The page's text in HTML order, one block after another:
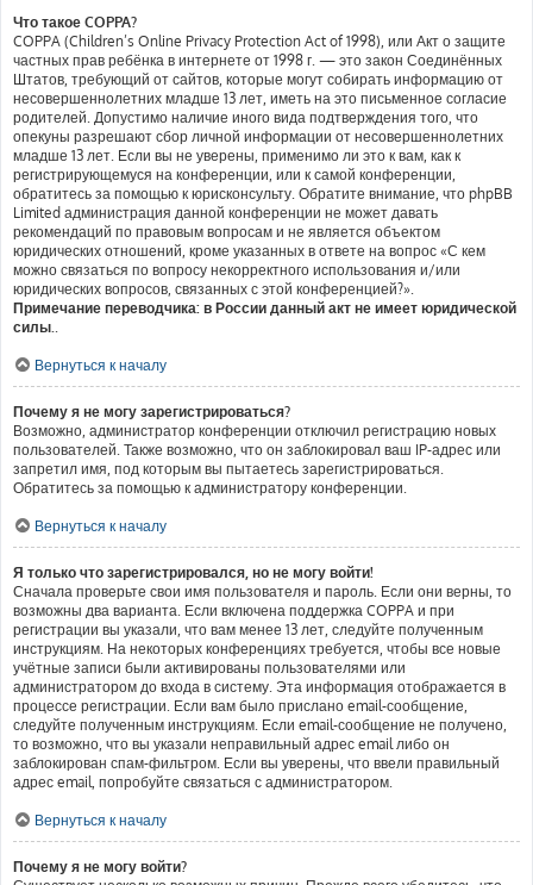
Что такое COPPA?
COPPA (Children’s Online Privacy Protection Act of 1998), или Акт о защите
частных прав ребёнка в интернете от 1998 г. — это закон Соединённых
Штатов, требующий от сайтов, которые могут собирать информацию от
несовершеннолетних младше 13 лет, иметь на это письменное согласие
родителей. Допустимо наличие иного вида подтверждения того, что
опекуны разрешают сбор личной информации от несовершеннолетних
младше 13 лет. Если вы не уверены, применимо ли это к вам, как к
регистрирующемуся на конференции, или к самой конференции,
обратитесь за помощью к юрисконсульту. Обратите внимание, что phpBB
Limited администрация данной конференции не может давать
рекомендаций по правовым вопросам и не является объектом
юридических отношений, кроме указанных в ответе на вопрос «С кем
можно связаться по вопросу некорректного использования и/или
юридических вопросов, связанных с этой конференцией?».
Примечание переводчика: в России данный акт не имеет юридической
силы..
Вернуться к началу
Почему я не могу зарегистрироваться?
Возможно, администратор конференции отключил регистрацию новых
пользователей. Также возможно, что он заблокировал ваш IP-адрес или
запретил имя, под которым вы пытаетесь зарегистрироваться.
Обратитесь за помощью к администратору конференции.
Вернуться к началу
Я только что зарегистрировался, но не могу войти!
Сначала проверьте свои имя пользователя и пароль. Если они верны, то
возможны два варианта. Если включена поддержка COPPA и при
регистрации вы указали, что вам менее 13 лет, следуйте полученным
инструкциям. На некоторых конференциях требуется, чтобы все новые
учётные записи были активированы пользователями или
администратором до входа в систему. Эта информация отображается в
процессе регистрации. Если вам было прислано email-сообщение,
следуйте полученным инструкциям. Если email-сообщение не получено,
то возможно, что вы указали неправильный адрес email либо он
заблокирован спам-фильтром. Если вы уверены, что ввели правильный
адрес email, попробуйте связаться с администратором.
Вернуться к началу
Почему я не могу войти?